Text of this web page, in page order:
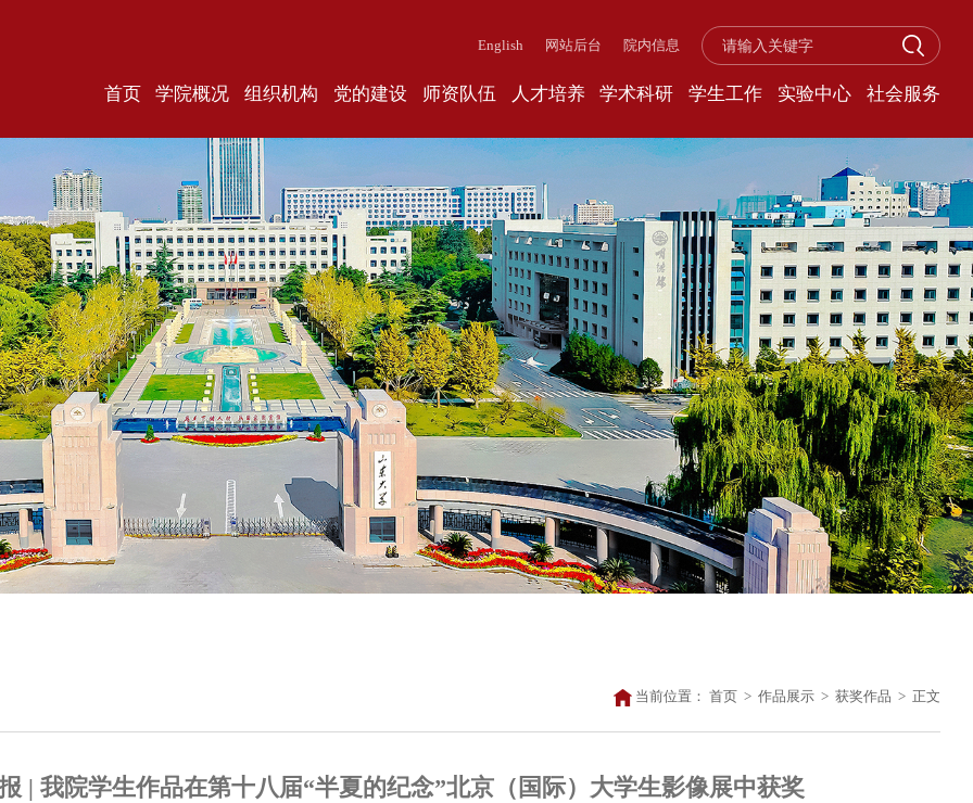
English 网站后台 院内信息
首页 学院概况 组织机构 党的建设 师资队伍 人才培养 学术科研 学生工作 实验中心 社会服务
当前位置： 首页 > 作品展示 > 获奖作品 > 正文
| 我院学生作品在第十八届“半夏的纪念”北京（国际）大学生影像展中获奖